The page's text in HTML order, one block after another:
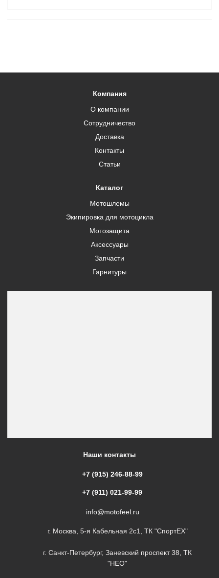
Компания
О компании
Сотрудничество
Доставка
Контакты
Статьи
Каталог
Мотошлемы
Экипировка для мотоцикла
Мотозащита
Аксессуары
Запчасти
Гарнитуры
Наши контакты
+7 (915) 246-88-99
+7 (911) 021-99-99
info@motofeel.ru
г. Москва, 5-я Кабельная 2с1, ТК "СпортЕХ"
г. Санкт-Петербург, Заневский проспект 38, ТК
"НЕО"